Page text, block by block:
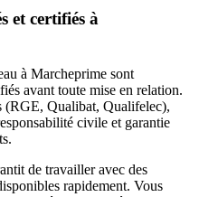
et certifiés à
à Marcheprime sont
avant toute mise en relation.
(RGE, Qualibat, Qualifelec),
civile et garantie
de travailler avec des
rapidement. Vous